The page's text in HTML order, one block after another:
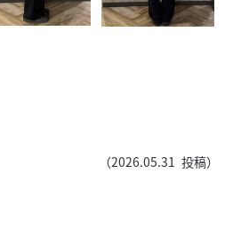
（2026.05.31 投稿）